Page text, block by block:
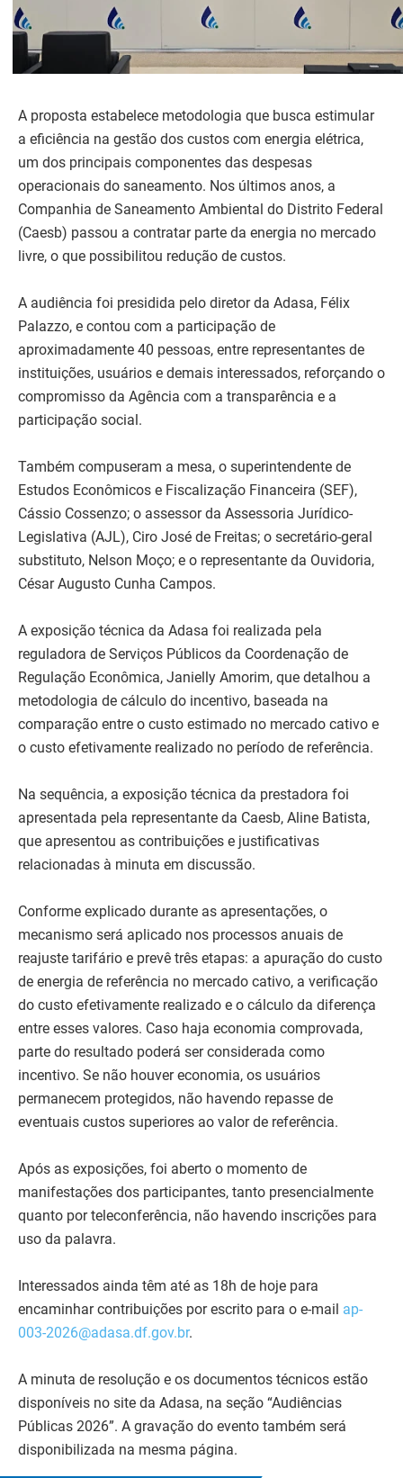
A proposta estabelece metodologia que busca estimular
a eficiência na gestão dos custos com energia elétrica,
um dos principais componentes das despesas
operacionais do saneamento. Nos últimos anos, a
Companhia de Saneamento Ambiental do Distrito Federal
(Caesb) passou a contratar parte da energia no mercado
livre, o que possibilitou redução de custos.
A audiência foi presidida pelo diretor da Adasa, Félix
Palazzo, e contou com a participação de
aproximadamente 40 pessoas, entre representantes de
instituições, usuários e demais interessados, reforçando o
compromisso da Agência com a transparência e a
participação social.
Também compuseram a mesa, o superintendente de
Estudos Econômicos e Fiscalização Financeira (SEF),
Cássio Cossenzo; o assessor da Assessoria Jurídico-
Legislativa (AJL), Ciro José de Freitas; o secretário-geral
substituto, Nelson Moço; e o representante da Ouvidoria,
César Augusto Cunha Campos.
A exposição técnica da Adasa foi realizada pela
reguladora de Serviços Públicos da Coordenação de
Regulação Econômica, Janielly Amorim, que detalhou a
metodologia de cálculo do incentivo, baseada na
comparação entre o custo estimado no mercado cativo e
o custo efetivamente realizado no período de referência.
Na sequência, a exposição técnica da prestadora foi
apresentada pela representante da Caesb, Aline Batista,
que apresentou as contribuições e justificativas
relacionadas à minuta em discussão.
Conforme explicado durante as apresentações, o
mecanismo será aplicado nos processos anuais de
reajuste tarifário e prevê três etapas: a apuração do custo
de energia de referência no mercado cativo, a verificação
do custo efetivamente realizado e o cálculo da diferença
entre esses valores. Caso haja economia comprovada,
parte do resultado poderá ser considerada como
incentivo. Se não houver economia, os usuários
permanecem protegidos, não havendo repasse de
eventuais custos superiores ao valor de referência.
Após as exposições, foi aberto o momento de
manifestações dos participantes, tanto presencialmente
quanto por teleconferência, não havendo inscrições para
uso da palavra.
Interessados ainda têm até as 18h de hoje para
encaminhar contribuições por escrito para o e-mail ap-
003-2026@adasa.df.gov.br.
A minuta de resolução e os documentos técnicos estão
disponíveis no site da Adasa, na seção “Audiências
Públicas 2026”. A gravação do evento também será
disponibilizada na mesma página.